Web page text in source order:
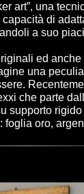
art”, una
di
a suo
ed
una
che parte
supporto
oro,